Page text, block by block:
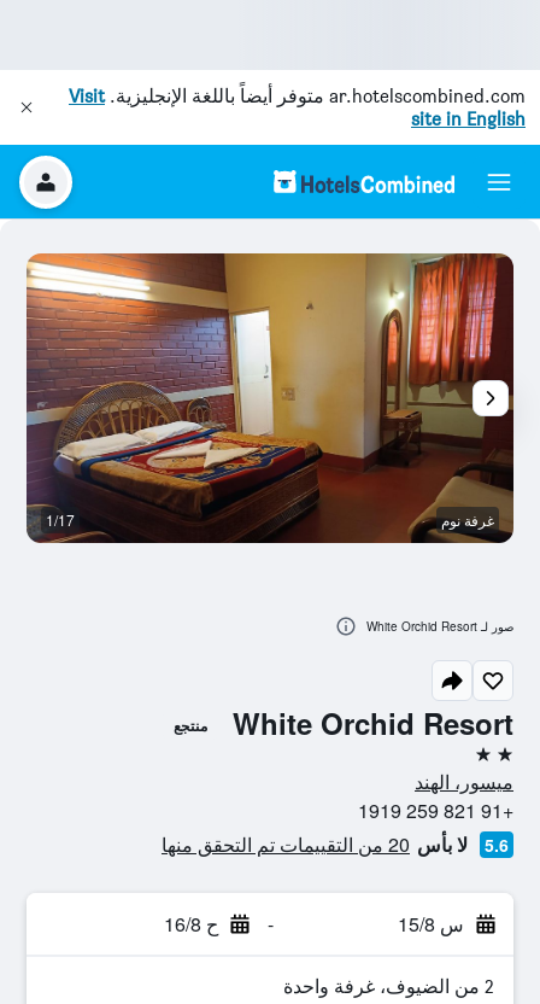
ar.hotelscombined.com متوفر أيضاً باللغة الإنجليزية.Visit
site in English
White Orchid Resort منتجع
2 نجمتين
ميسور، الهند
+91 821 259 1919
5.6 لا بأس 20 من التقييمات تم التحقق منها
س 15/8 - ح 16/8
2 من الضيوف، غرفة واحدة
غرفة نوم 1/17
صور لـ White Orchid Resort